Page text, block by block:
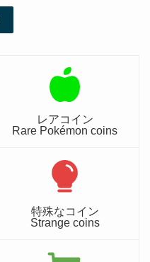
レアコイン
Rare Pokémon coins
特殊なコイン
Strange coins